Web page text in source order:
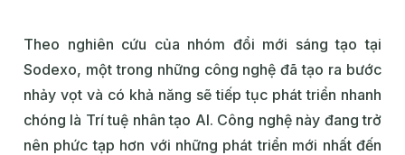
Theo nghiên cứu của nhóm đổi mới sáng tạo tại
Sodexo, một trong những công nghệ đã tạo ra bước
nhảy vọt và có khả năng sẽ tiếp tục phát triển nhanh
chóng là Trí tuệ nhân tạo AI. Công nghệ này đang trở
nên phức tạp hơn với những phát triển mới nhất đến